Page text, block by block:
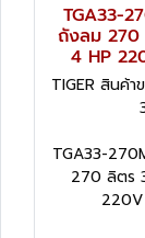
TGA33-
ถังลม 270
4 HP
TIGER สินค้า
TGA33-
270 ลิตร
220V